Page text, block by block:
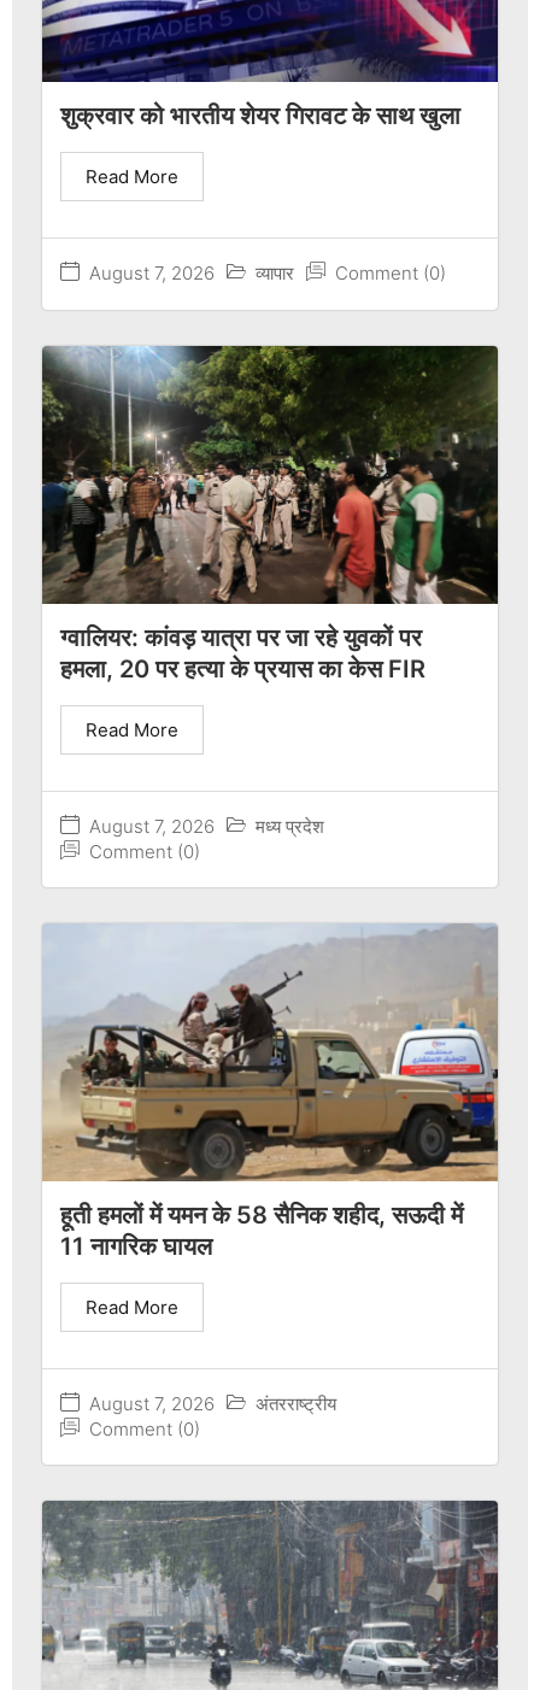
शुक्रवार को भारतीय शेयर गिरावट के साथ खुला
August 7, 2026 व्यापार Comment (0)
Read More
ग्वालियर: कांवड़ यात्रा पर जा रहे युवकों पर
हमला, 20 पर हत्या के प्रयास का केस FIR
August 7, 2026
मध्य प्रदेश
Comment (0)
Read More
हूती हमलों में यमन के 58 सैनिक शहीद, सऊदी में
11 नागरिक घायल
August 7, 2026
अंतरराष्ट्रीय
Comment (0)
Read More